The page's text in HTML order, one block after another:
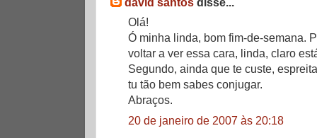
Olá!
Ó minha linda, bom fim-de-semana.
voltar a ver essa cara, linda, claro
Segundo, ainda que te custe,
tu tão bem sabes conjugar.
Abraços.
20 de janeiro de 2007 às 20:18